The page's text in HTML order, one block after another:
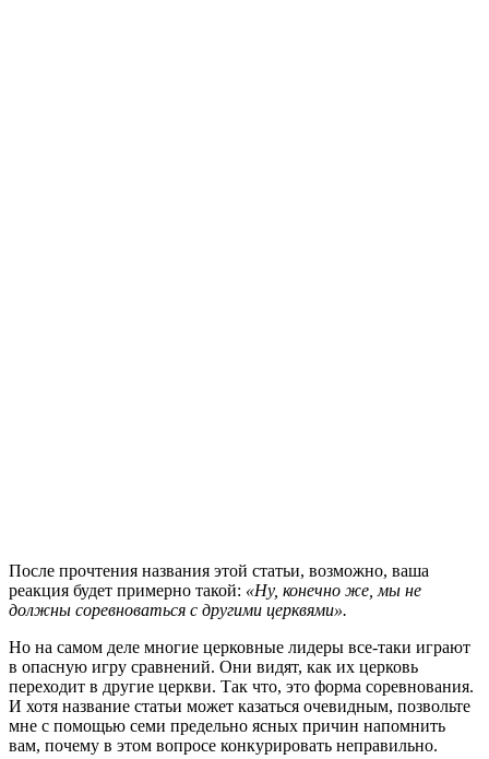
После прочтения названия этой статьи, возможно, ваша
реакция будет примерно такой: «Ну, конечно же, мы не
должны соревноваться с другими церквями».
Но на самом деле многие церковные лидеры все-таки играют
в опасную игру сравнений. Они видят, как их церковь
переходит в другие церкви. Так что, это форма соревнования.
И хотя название статьи может казаться очевидным, позвольте
мне с помощью семи предельно ясных причин напомнить
вам, почему в этом вопросе конкурировать неправильно.